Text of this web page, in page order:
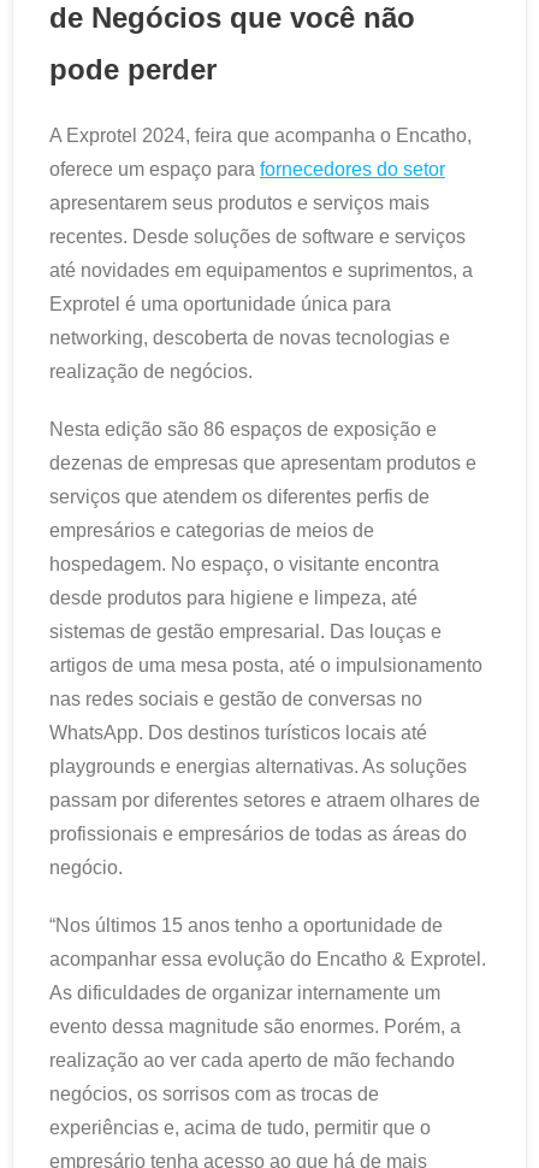
de Negócios que você não
pode perder
A Exprotel 2024, feira que acompanha o Encatho,
oferece um espaço para fornecedores do setor
apresentarem seus produtos e serviços mais
recentes. Desde soluções de software e serviços
até novidades em equipamentos e suprimentos, a
Exprotel é uma oportunidade única para
networking, descoberta de novas tecnologias e
realização de negócios.
Nesta edição são 86 espaços de exposição e
dezenas de empresas que apresentam produtos e
serviços que atendem os diferentes perfis de
empresários e categorias de meios de
hospedagem. No espaço, o visitante encontra
desde produtos para higiene e limpeza, até
sistemas de gestão empresarial. Das louças e
artigos de uma mesa posta, até o impulsionamento
nas redes sociais e gestão de conversas no
WhatsApp. Dos destinos turísticos locais até
playgrounds e energias alternativas. As soluções
passam por diferentes setores e atraem olhares de
profissionais e empresários de todas as áreas do
negócio.
“Nos últimos 15 anos tenho a oportunidade de
acompanhar essa evolução do Encatho & Exprotel.
As dificuldades de organizar internamente um
evento dessa magnitude são enormes. Porém, a
realização ao ver cada aperto de mão fechando
negócios, os sorrisos com as trocas de
experiências e, acima de tudo, permitir que o
empresário tenha acesso ao que há de mais